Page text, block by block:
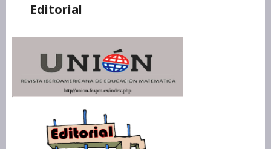
Editorial